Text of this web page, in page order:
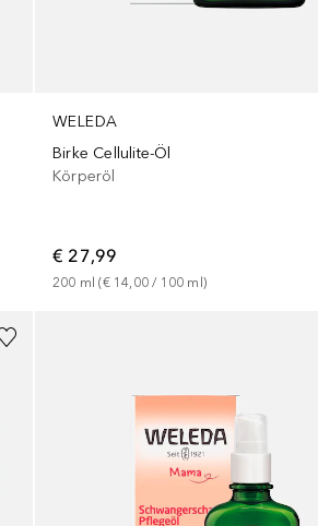
WELEDA
Birke Cellulite-Öl
Körperöl
€ 27,99
200 ml (€ 14,00 / 100 ml)